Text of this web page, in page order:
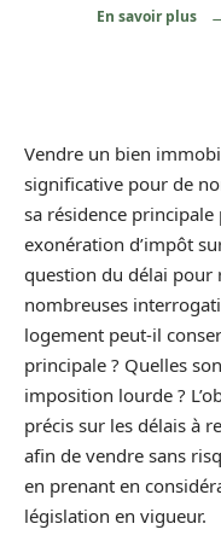
En savoir plus
Vendre un bien
significative pour de
sa résidence
exonération d’impôt
question du délai pour
nombreuses
logement peut-il
principale ? Quelles
imposition lourde ?
précis sur les délais à
afin de vendre sans
en prenant en
législation en vigueur.